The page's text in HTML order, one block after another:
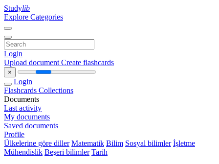
Studylib
Explore Categories
Login
Upload document Create flashcards
×
Login
Flashcards Collections
Documents
Last activity
My documents
Saved documents
Profile
Ülkelerine göre diller Matematik Bilim Sosyal bilimler İşletme
Mühendislik Beşeri bilimler Tarih